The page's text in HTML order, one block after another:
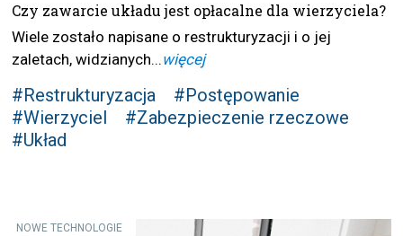
Czy zawarcie układu jest opłacalne dla wierzyciela?
Wiele zostało napisane o restrukturyzacji i o jej
zaletach, widzianych...więcej
#Restrukturyzacja
#Postępowanie
#Wierzyciel
#Zabezpieczenie rzeczowe
#Układ
NOWE TECHNOLOGIE